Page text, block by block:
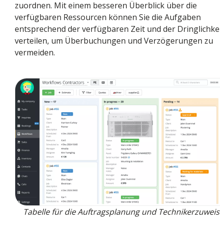
zuordnen. Mit einem besseren Überblick über die
verfügbaren Ressourcen können Sie die Aufgaben
entsprechend der verfügbaren Zeit und der
verteilen, um Überbuchungen und Verzögerungen zu
vermeiden.
Tabelle für die Auftragsplanung und